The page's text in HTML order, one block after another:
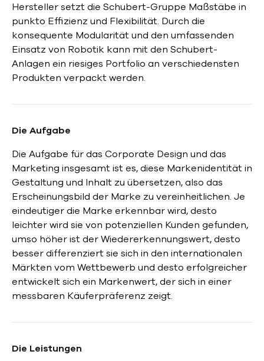
Hersteller setzt die Schubert-Gruppe Maßstäbe in
punkto Effizienz und Flexibilität. Durch die
konsequente Modularität und den umfassenden
Einsatz von Robotik kann mit den Schubert-
Anlagen ein riesiges Portfolio an verschiedensten
Produkten verpackt werden.
Die Aufgabe
Die Aufgabe für das Corporate Design und das
Marketing insgesamt ist es, diese Markenidentität in
Gestaltung und Inhalt zu übersetzen, also das
Erscheinungsbild der Marke zu vereinheitlichen. Je
eindeutiger die Marke erkennbar wird, desto
leichter wird sie von potenziellen Kunden gefunden,
umso höher ist der Wiedererkennungswert, desto
besser differenziert sie sich in den internationalen
Märkten vom Wettbewerb und desto erfolgreicher
entwickelt sich ein Markenwert, der sich in einer
messbaren Käuferpräferenz zeigt.
Die Leistungen